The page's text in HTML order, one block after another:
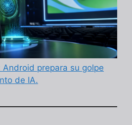
Android prepara su golpe
de IA.